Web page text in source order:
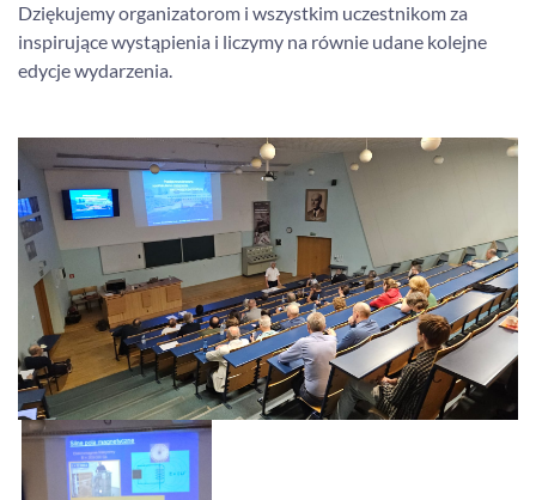
Dziękujemy organizatorom i wszystkim uczestnikom za
inspirujące wystąpienia i liczymy na równie udane kolejne
edycje wydarzenia.